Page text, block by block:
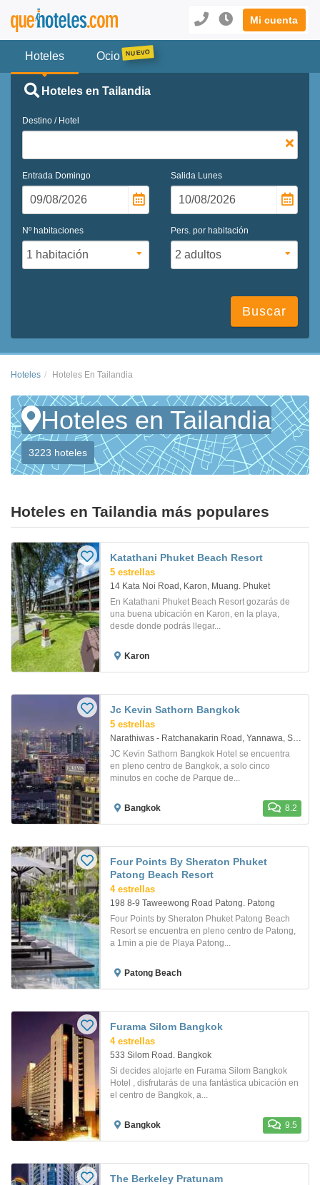
Mi cuenta
Hoteles Ocio
Hoteles en Tailandia
Destino / Hotel
Entrada Domingo Salida Lunes
Nº habitaciones Pers. por habitación
Buscar
Hoteles Hoteles En Tailandia
Hoteles en Tailandia
3223 hoteles
Hoteles en Tailandia más populares
Katathani Phuket Beach Resort
5 estrellas
14 Kata Noi Road, Karon, Muang. Phuket
En Katathani Phuket Beach Resort gozarás de
una buena ubicación en Karon, en la playa,
desde donde podrás llegar...
Karon
Jc Kevin Sathorn Bangkok
5 estrellas
JC Kevin Sathorn Bangkok Hotel se encuentra
en pleno centro de Bangkok, a solo cinco
minutos en coche de Parque de...
Bangkok 8.2
Four Points By Sheraton Phuket
Patong Beach Resort
4 estrellas
198 8-9 Taweewong Road Patong. Patong
Four Points by Sheraton Phuket Patong Beach
Resort se encuentra en pleno centro de Patong,
a 1min a pie de Playa Patong...
Patong Beach
Furama Silom Bangkok
4 estrellas
533 Silom Road. Bangkok
Si decides alojarte en Furama Silom Bangkok
Hotel , disfrutarás de una fantástica ubicación en
el centro de Bangkok, a...
Bangkok 9.5
The Berkeley Pratunam